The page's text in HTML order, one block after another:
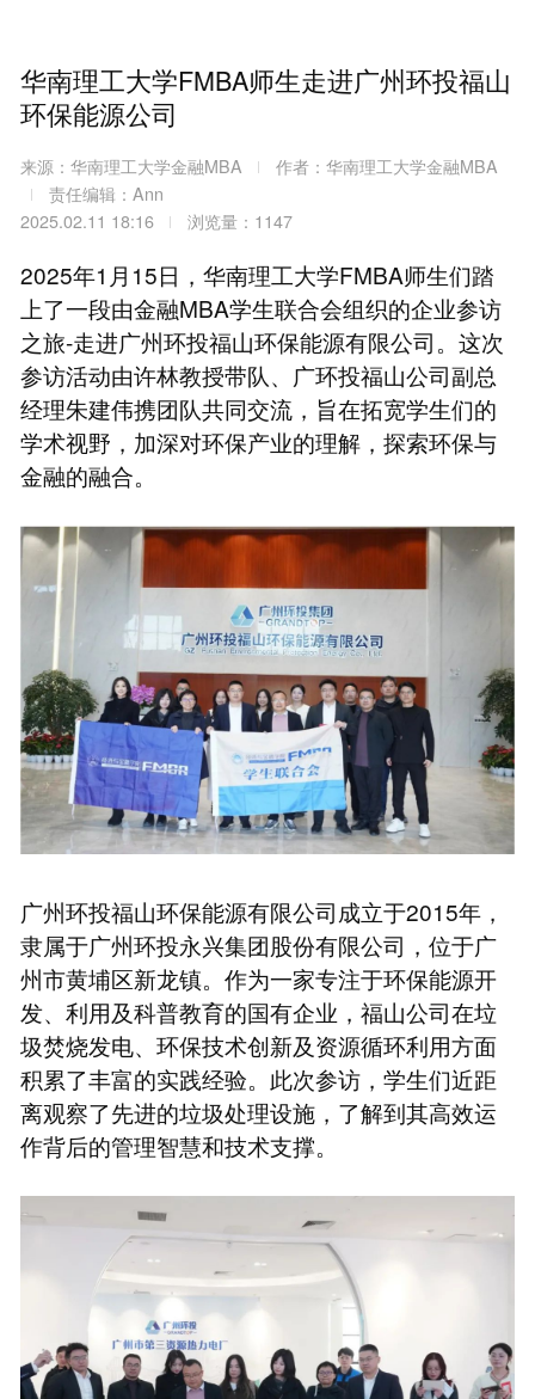
华南理工大学FMBA师生走进广州环投福山
环保能源公司
来源：华南理工大学金融MBA
作者：华南理工大学金融MBA
责任编辑：Ann
2025.02.11 18:16
浏览量：1147
2025年1月15日，华南理工大学FMBA师生们踏
上了一段由金融MBA学生联合会组织的企业参访
之旅-走进广州环投福山环保能源有限公司。这次
参访活动由许林教授带队、广环投福山公司副总
经理朱建伟携团队共同交流，旨在拓宽学生们的
学术视野，加深对环保产业的理解，探索环保与
金融的融合。
广州环投福山环保能源有限公司成立于2015年，
隶属于广州环投永兴集团股份有限公司，位于广
州市黄埔区新龙镇。作为一家专注于环保能源开
发、利用及科普教育的国有企业，福山公司在垃
圾焚烧发电、环保技术创新及资源循环利用方面
积累了丰富的实践经验。此次参访，学生们近距
离观察了先进的垃圾处理设施，了解到其高效运
作背后的管理智慧和技术支撑。